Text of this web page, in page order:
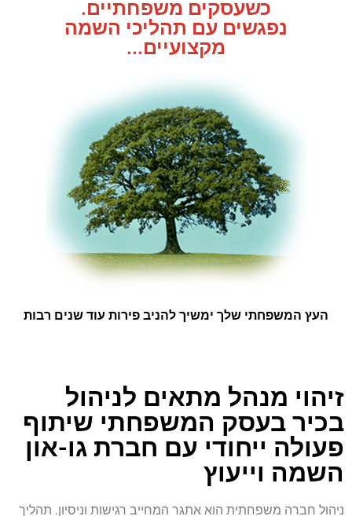
כשעסקים משפחתיים.
נפגשים עם תהליכי השמה
מקצועיים...
העץ המשפחתי שלך ימשיך להניב פירות עוד שנים רבות
זיהוי מנהל מתאים לניהול
בכיר בעסק המשפחתי שיתוף
פעולה ייחודי עם חברת גו-און
השמה וייעוץ
ניהול חברה משפחתית הוא אתגר המחייב רגישות וניסיון. תהליך